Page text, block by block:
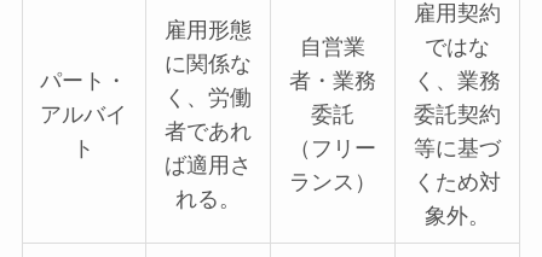
パート・
アルバイ
ト
雇用形態
に関係な
く、労働
者であれ
ば適用さ
れる。
自営業
者・業務
委託
（フリー
ランス）
雇用契約
ではな
く、業務
委託契約
等に基づ
くため対
象外。